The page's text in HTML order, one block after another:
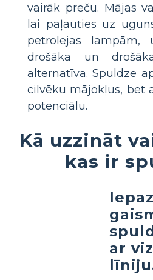
vairāk preču. Mājas
lai paļauties uz
petrolejas
drošāka un
alternatīva. Spuldze
cilvēku mājokļus, bet
potenciālu.
Kā uzzināt
kas ir
ar